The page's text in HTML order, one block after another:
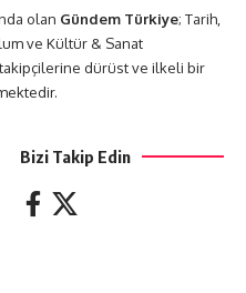
olan Gündem Türkiye; Tarih,
ve Kültür & Sanat
dürüst ve ilkeli bir
Bizi Takip Edin